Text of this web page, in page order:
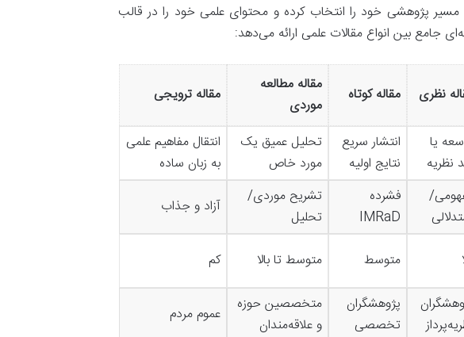
پژوهشی خود را انتخاب کرده و محتوای علمی خود را در قالب
جامع بین انواع مقالات علمی ارائه می‌دهد:
نظری مقاله کوتاه
مقاله مطالعه
موردی
مقاله ترویجی
یا
نظریه
انتشار سریع
نتایج اولیه
تحلیل عمیق یک
مورد خاص
انتقال مفاهیم علمی
به زبان ساده
فشرده
IMRaD
تشریح موردی/
تحلیل
آزاد و جذاب
متوسط متوسط تا بالا کم
پژوهشگران
تخصصی
متخصصین حوزه
و علاقه‌مندان
عموم مردم